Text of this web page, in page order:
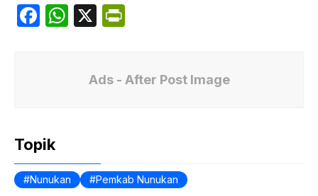
F
o
k
W X
Fr
y
Ads - After Post Image
Topik
Nunukan Pemkab Nunukan